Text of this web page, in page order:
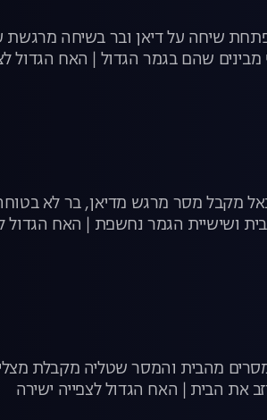
שיחה על דיאן ובר בשיחה מרגשת
שהם בגמר הגדול | האח הגדול
מקבל מסר מרגש מדיאן, בר לא
מהבית והמסר שטליה מקבלת